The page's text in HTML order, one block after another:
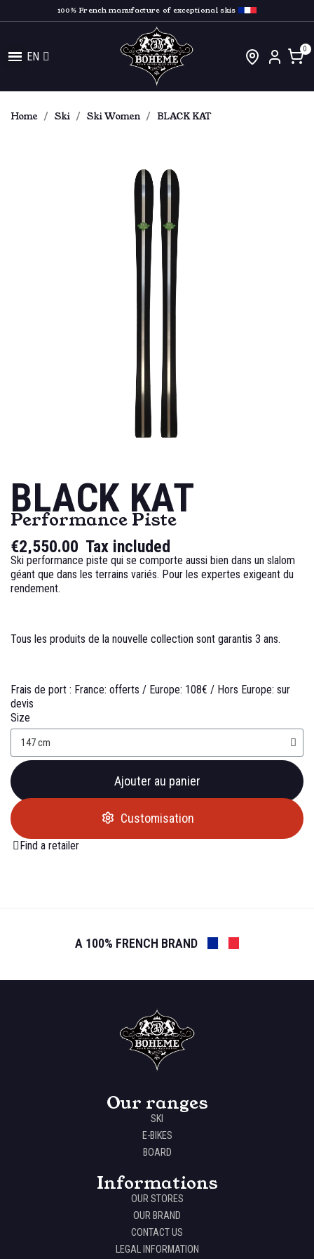
100% French manufacture of exceptional skis
EN
Home Ski Ski Women BLACK KAT
BLACK KAT
Performance Piste
€2,550.00 Tax included
Ski performance piste qui se comporte aussi bien dans un slalom
géant que dans les terrains variés. Pour les expertes exigeant du
rendement.
Tous les produits de la nouvelle collection sont garantis 3 ans.
Frais de port : France: offerts / Europe: 108€ / Hors Europe: sur
devis
Size
Ajouter au panier
Customisation
Find a retailer
A 100% FRENCH BRAND
Our ranges
SKI
E-BIKES
BOARD
Informations
OUR STORES
OUR BRAND
CONTACT US
LEGAL INFORMATION